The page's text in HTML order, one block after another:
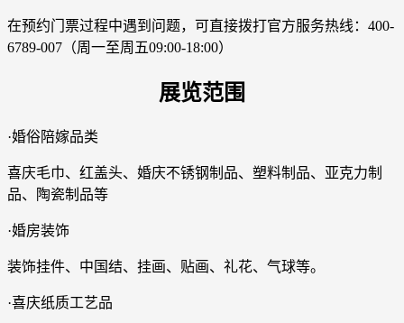
在预约门票过程中遇到问题，可直接拨打官方服务热线：400-
6789-007（周一至周五09:00-18:00）
展览范围
·婚俗陪嫁品类
喜庆毛巾、红盖头、婚庆不锈钢制品、塑料制品、亚克力制
品、陶瓷制品等
·婚房装饰
装饰挂件、中国结、挂画、贴画、礼花、气球等。
·喜庆纸质工艺品